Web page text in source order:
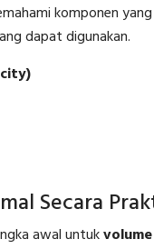
komponen
dapat digunakan.
Secara
awal untuk